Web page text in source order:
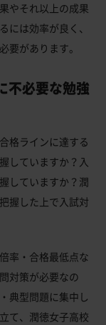
やそれ以上の成果
には効率が良く、
要があります。
不必要な勉強
格ラインに達する
していますか？入
していますか？潤
握した上で入試対
率・合格最低点な
対策が必要なの
典型問題に集中し
て、潤徳女子高校